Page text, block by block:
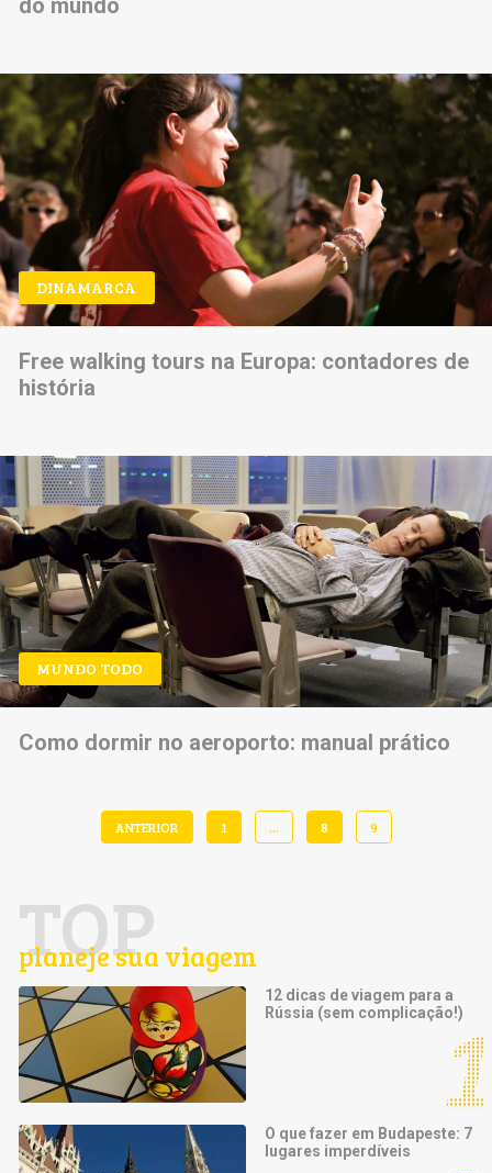
do mundo
DINAMARCA
Free walking tours na Europa: contadores de
história
MUNDO TODO
Como dormir no aeroporto: manual prático
ANTERIOR 1 … 8 9
TOP
planeje sua viagem
12 dicas de viagem para a
Rússia (sem complicação!)
O que fazer em Budapeste: 7
lugares imperdíveis